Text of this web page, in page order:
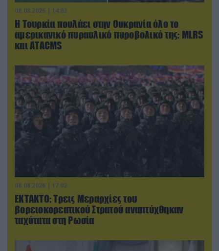
08.08.2026 | 14:02
Η Τουρκία πουλάει στην Ουκρανία όλο το
αμερικανικό πυραυλικό πυροβολικό της: MLRS
και ΑΤΑCMS
08.08.2026 | 17:02
ΕΚΤΑΚΤΟ: Τρεις Μεραρχίες του
βορειοκορεατικού Στρατού αναπτύχθηκαν
ταχύτατα στη Ρωσία